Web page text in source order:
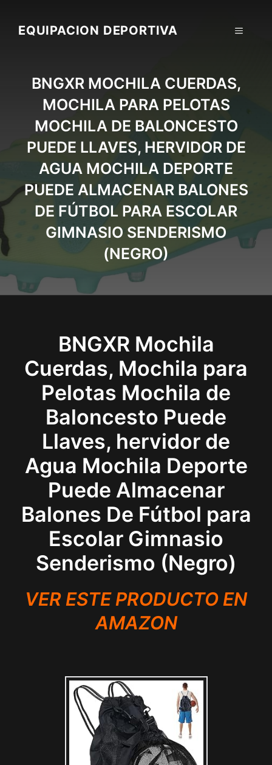
contentEQUIPACION DEPORTIVA MENU
BNGXR MOCHILA CUERDAS,
MOCHILA PARA PELOTAS
MOCHILA DE BALONCESTO
PUEDE LLAVES, HERVIDOR DE
AGUA MOCHILA DEPORTE
PUEDE ALMACENAR BALONES
DE FÚTBOL PARA ESCOLAR
GIMNASIO SENDERISMO
(NEGRO)
BNGXR Mochila
Cuerdas, Mochila para
Pelotas Mochila de
Baloncesto Puede
Llaves, hervidor de
Agua Mochila Deporte
Puede Almacenar
Balones De Fútbol para
Escolar Gimnasio
Senderismo (Negro)
VER ESTE PRODUCTO EN
AMAZON